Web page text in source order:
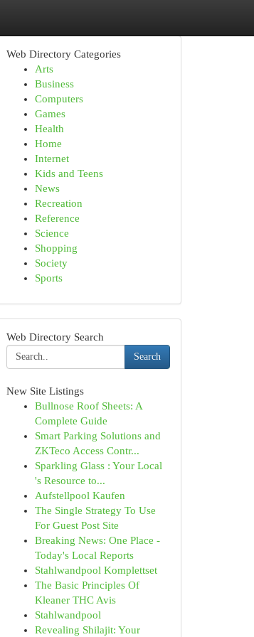
Web Directory Categories
Arts
Business
Computers
Games
Health
Home
Internet
Kids and Teens
News
Recreation
Reference
Science
Shopping
Society
Sports
Web Directory Search
Search
New Site Listings
Bullnose Roof Sheets: A
Complete Guide
Smart Parking Solutions and
ZKTeco Access Contr...
Sparkling Glass : Your Local
's Resource to...
Aufstellpool Kaufen
The Single Strategy To Use
For Guest Post Site
Breaking News: One Place -
Today's Local Reports
Stahlwandpool Komplettset
The Basic Principles Of
Kleaner THC Avis
Stahlwandpool
Revealing Shilajit: Your